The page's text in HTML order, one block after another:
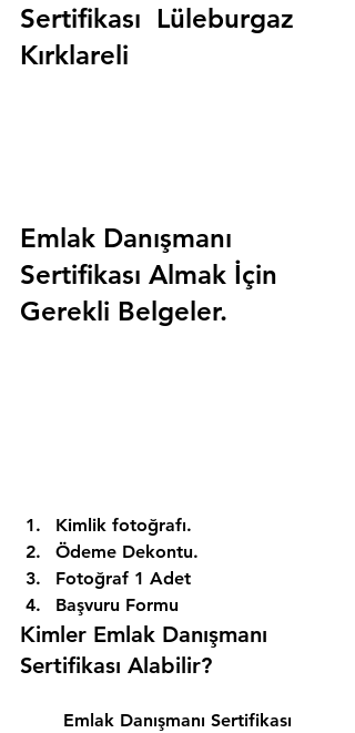
Sertifikası  Lüleburgaz
Kırklareli
Emlak Danışmanı
Sertifikası Almak İçin
Gerekli Belgeler.
Kimlik fotoğrafı.
Ödeme Dekontu.
Fotoğraf 1 Adet
Başvuru Formu
Kimler Emlak Danışmanı
Sertifikası Alabilir?
Emlak Danışmanı Sertifikası